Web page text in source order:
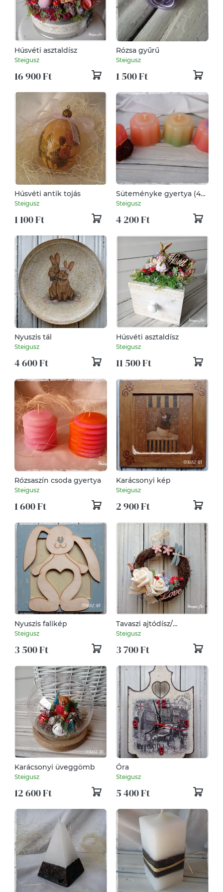
Húsvéti asztaldísz
Steigusz
16 900 Ft
Rózsa gyűrű
Steigusz
1 500 Ft
Húsvéti antik tojás
Steigusz
1 100 Ft
Süteményke gyertya (4
darabos csomag)
Steigusz
4 200 Ft
Nyuszis tál
Steigusz
4 600 Ft
Húsvéti asztaldísz
Steigusz
11 500 Ft
Rózsaszín csoda gyertya
Steigusz
1 600 Ft
Karácsonyi kép
Steigusz
2 900 Ft
Nyuszis falikép
Steigusz
3 500 Ft
Tavaszi ajtódísz/
kopogtató
Steigusz
3 700 Ft
Karácsonyi üveggömb
Steigusz
12 600 Ft
Óra
Steigusz
5 400 Ft